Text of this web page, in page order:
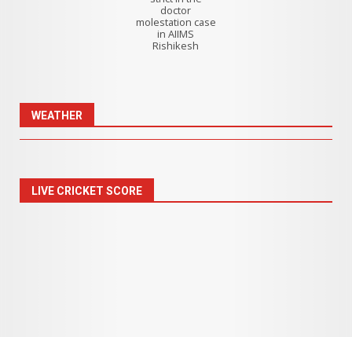
doctor
molestation case
in AIIMS
Rishikesh
WEATHER
LIVE CRICKET SCORE